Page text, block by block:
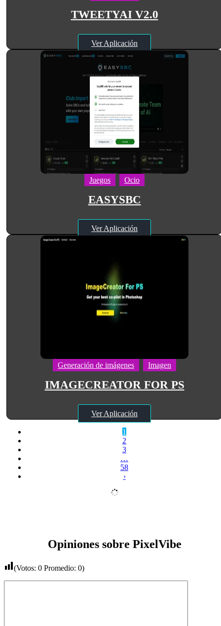
TWEETYAI V2.0
Ver Aplicación
Juegos Ocio
EASYSBC
Ver Aplicación
Generación de imágenes Imagen
IMAGECREATOR FOR PS
Ver Aplicación
1
2
3
…
58
›
Opiniones sobre PixelVibe
(Votos: 0 Promedio: 0)